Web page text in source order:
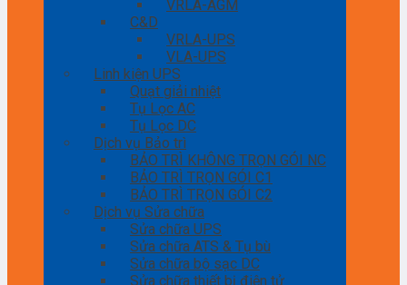
VRLA-AGM
C&D
VRLA-UPS
VLA-UPS
Linh kiện UPS
Quạt giải nhiệt
Tụ Lọc AC
Tụ Lọc DC
Dịch vụ Bảo trì
BẢO TRÌ KHÔNG TRỌN GÓI NC
BẢO TRÌ TRỌN GÓI C1
BẢO TRÌ TRỌN GÓI C2
Dịch vụ Sửa chữa
Sửa chữa UPS
Sửa chữa ATS & Tụ bù
Sửa chữa bộ sạc DC
Sửa chữa thiết bị điện tử